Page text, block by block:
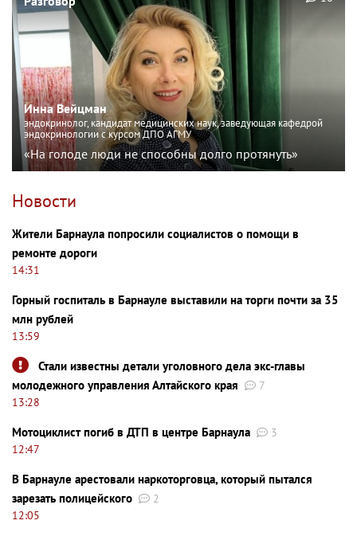
Инна Вейцман
эндокринолог, кандидат медицинских наук, заведующая кафедрой
эндокринологии с курсом ДПО АГМУ
«На голоде люди не способны долго протянуть»
Новости
Жители Барнаула попросили социалистов о помощи в
ремонте дороги
14:31
Горный госпиталь в Барнауле выставили на торги почти за 35
млн рублей
13:59
Стали известны детали уголовного дела экс-главы
молодежного управления Алтайского края
7
13:28
Мотоциклист погиб в ДТП в центре Барнаула
3
12:47
В Барнауле арестовали наркоторговца, который пытался
зарезать полицейского
2
12:05